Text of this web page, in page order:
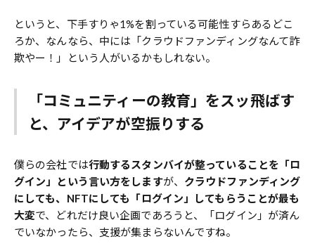
というと、下手すりゃ1%を割っている可能性すらあるどこ
ろか、なんなら、中には「クラウドファンディングなんて詐
欺やー！」という人がいるかもしれない。
「コミュニティーの教育」をスッ飛ばす
と、アイデアが空振りする
僕らの会社では行動するスタンバイが整っていることを「ロ
グイン」という言い方をしますが、 クラウドファンディング
にしても、NFTにしても「ログイン」してもらうことが最も
大変で、どれだけ良い企画であろうと、「ログイン」が済ん
でいなかったら、支援が集まらないんですね。